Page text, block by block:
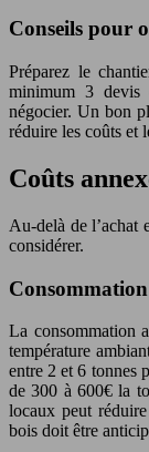
Conseils pour
Préparez le
minimum 3 devis
négocier. Un bon
réduire les coûts et
Coûts
Au-delà de l’achat
considérer.
La consommation
température
entre 2 et 6 tonnes
de 300 à 600€ la
locaux peut
bois doit être